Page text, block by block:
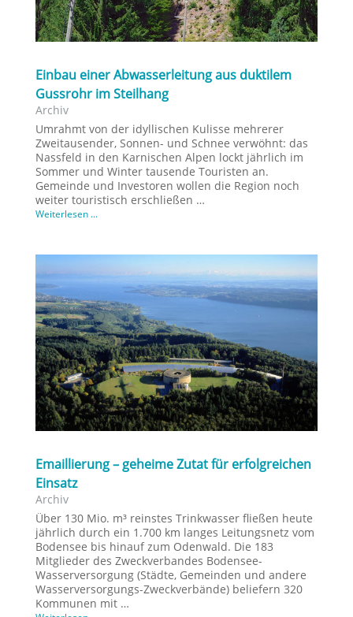
Einbau einer Abwasserleitung aus duktilem
Gussrohr im Steilhang
Archiv
Umrahmt von der idyllischen Kulisse mehrerer
Zweitausender, Sonnen- und Schnee verwöhnt: das
Nassfeld in den Karnischen Alpen lockt jährlich im
Sommer und Winter tausende Touristen an.
Gemeinde und Investoren wollen die Region noch
weiter touristisch erschließen …
Weiterlesen ...
Emaillierung – geheime Zutat für erfolgreichen
Einsatz
Archiv
Über 130 Mio. m³ reinstes Trinkwasser fließen heute
jährlich durch ein 1.700 km langes Leitungsnetz vom
Bodensee bis hinauf zum Odenwald. Die 183
Mitglieder des Zweckverbandes Bodensee-
Wasserversorgung (Städte, Gemeinden und andere
Wasserversorgungs-Zweckverbände) beliefern 320
Kommunen mit …